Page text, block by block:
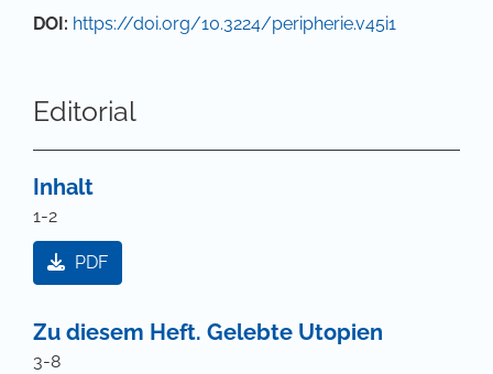
DOI: https://doi.org/10.3224/peripherie.v45i1
Editorial
Inhalt
1-2
PDF
Zu diesem Heft. Gelebte Utopien
3-8